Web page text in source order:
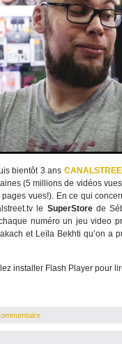
bientôt 3 ans
(5 millions de vidéos
vues!). En ce qui
le SuperStorede
numéro un jeu video
et Leïla Bekhti qu’on a
installer Flash Player pour